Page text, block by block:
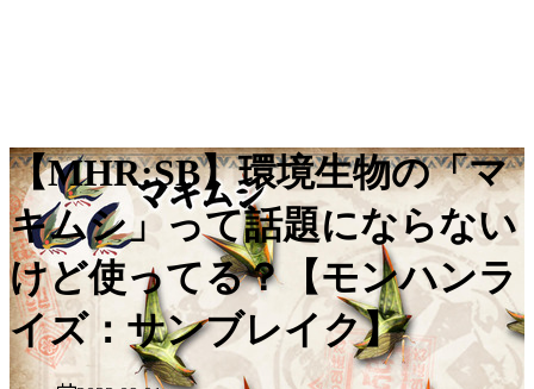
【MHR:SB】環境生物の「マ
キムシ」って話題にならない
けど使ってる？【モンハンラ
イズ：サンブレイク】